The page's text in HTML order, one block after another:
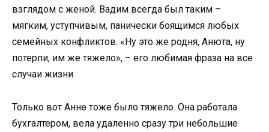
взглядом с женой. Вадим всегда был таким –
мягким, уступчивым, панически боящимся любых
семейных конфликтов. «Ну это же родня, Анюта, ну
потерпи, им же тяжело», – его любимая фраза на все
случаи жизни.
Только вот Анне тоже было тяжело. Она работала
бухгалтером, вела удаленно сразу три небольшие